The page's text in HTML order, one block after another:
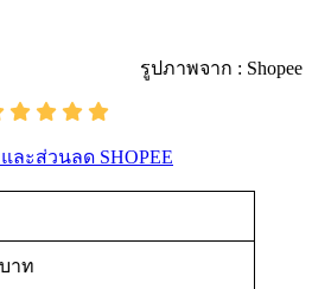
รูปภาพจาก : Shopee
ละส่วนลด SHOPEE
าท